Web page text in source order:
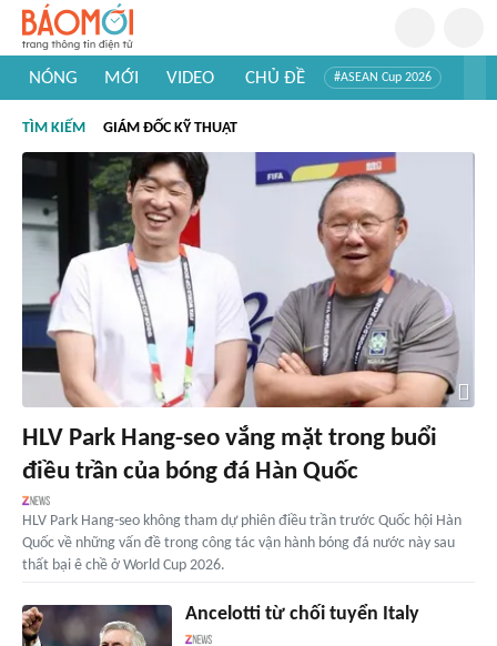
NÓNG MỚI VIDEO CHỦ ĐỀ #ASEAN Cup 2026
#Khám phá Việt Nam
#Khám phá thế giới
TÌM KIẾM GIÁM ĐỐC KỸ THUẬT
HLV Park Hang-seo vắng mặt trong buổi
điều trần của bóng đá Hàn Quốc
HLV Park Hang-seo không tham dự phiên điều trần trước Quốc hội Hàn
Quốc về những vấn đề trong công tác vận hành bóng đá nước này sau
thất bại ê chề ở World Cup 2026.
Ancelotti từ chối tuyển Italy